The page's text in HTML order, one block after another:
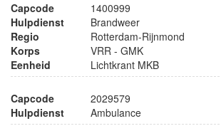
Capcode
1400999
Hulpdienst
Brandweer
Regio
Rotterdam-Rijnmond
Korps
VRR - GMK
Eenheid
Lichtkrant MKB
Capcode
2029579
Hulpdienst
Ambulance